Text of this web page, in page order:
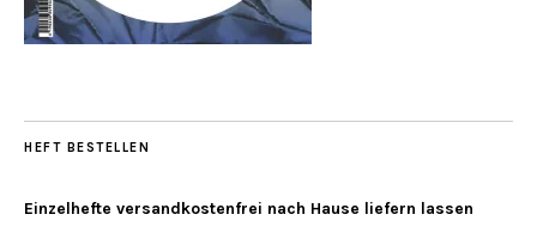
HEFT BESTELLEN
Einzelhefte versandkostenfrei nach Hause liefern lassen